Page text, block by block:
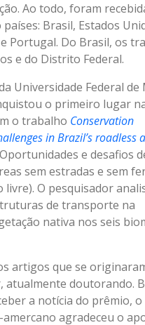
Ao todo, foram
países: Brasil, Estados
Portugal. Do Brasil, os
e do Distrito Federal.
Universidade Federal de
o primeiro lugar
o trabalho Conservation
in Brazil’s roadless
e desafios
sem estradas e sem
livre). O pesquisador
de transporte na
nativa nos seis
artigos que se
atualmente doutorando.
a notícia do prêmio, o
agradeceu o